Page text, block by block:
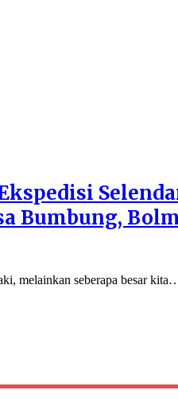
Bumbung,
melainkan seberapa besar